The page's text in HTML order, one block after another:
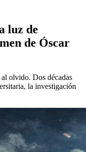
luz de
de Óscar
olvido. Dos décadas
la investigación